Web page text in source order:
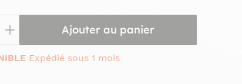
Ajouter au panier
Expédié sous 1 mois